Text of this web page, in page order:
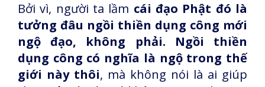
Bởi vì, người ta lầm cái đạo Phật đó là
tưởng đâu ngồi thiền dụng công mới
ngộ đạo, không phải. Ngồi thiền
dụng công có nghĩa là ngộ trong thế
giới này thôi, mà không nói là ai giúp